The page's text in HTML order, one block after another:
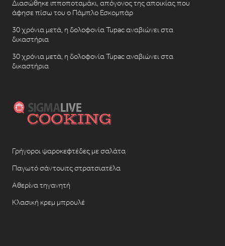
Διασώθηκε ιπποποταμάκι, απόγονος της αποικίας που
άφησε πίσω του ο Πάμπλο Εσκομπάρ
30 χρόνια μετά, η δολοφονία Tupac αναβιώνει στα
δικαστήρια
30 χρόνια μετά, η δολοφονία Tupac αναβιώνει στα
δικαστήρια
Γρήγοροι ψαροκεφτέδες με σαλάτα
Παγωτό σάντουιτς στρατσιατέλα
Αθερίνα τηγανητή
Κλασική κρεμ μπρουλέ